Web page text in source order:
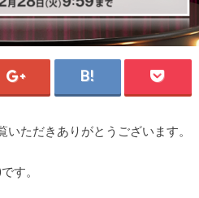
いただきありがとうございます。
す。